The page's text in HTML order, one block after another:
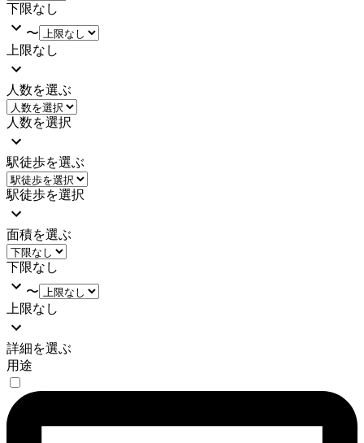
下限なし
〜
上限なし
人数を選ぶ
人数を選択
駅徒歩を選ぶ
駅徒歩を選択
面積を選ぶ
下限なし
〜
上限なし
詳細を選ぶ
用途